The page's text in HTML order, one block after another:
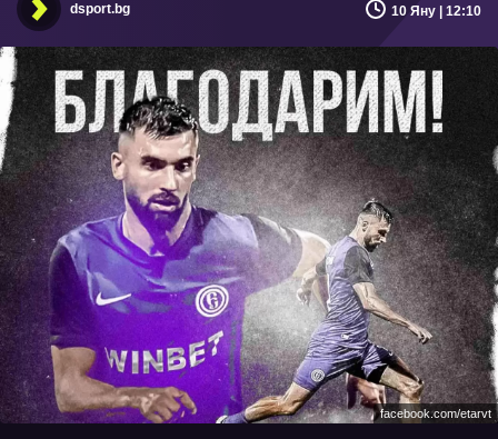
dsport.bg 10 Яну | 12:10
facebook.com/etarvt